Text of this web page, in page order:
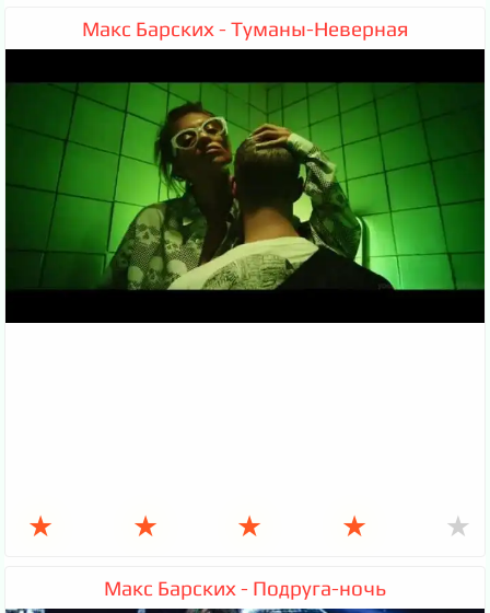
Макс Барских - Туманы-Неверная
★ ★ ★ ★ ★
Макс Барских - Подруга-ночь